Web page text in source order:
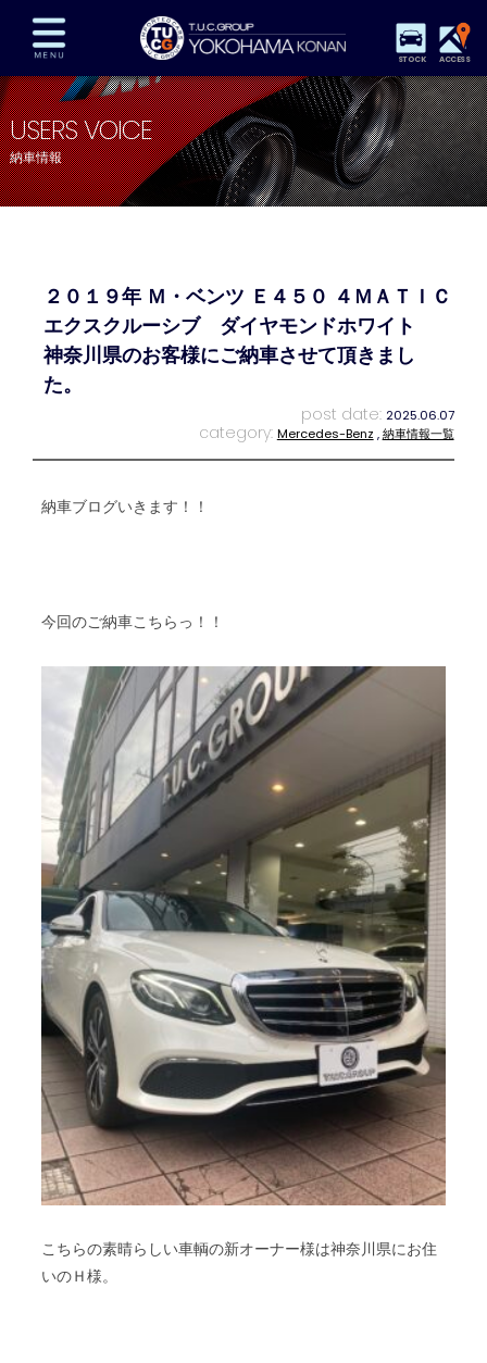
STOCK ACCESS
在庫車両情報 保証&サービス パーツリスト
TUCとは？ 店舗情報 アクセスマップ
全国納車 特別作業 注文販売
プライバシーポリシー スタッフblog 納車blog
USERS VOICE
納車情報
２０１９年 Ｍ・ベンツ Ｅ４５０ ４ＭＡＴＩＣ
エクスクルーシブ ダイヤモンドホワイト
神奈川県のお客様にご納車させて頂きまし
た。
post date: 2025.06.07
category: Mercedes-Benz ,納車情報一覧
納車ブログいきます！！
今回のご納車こちらっ！！
こちらの素晴らしい車輌の新オーナー様は神奈川県にお住
いのＨ様。